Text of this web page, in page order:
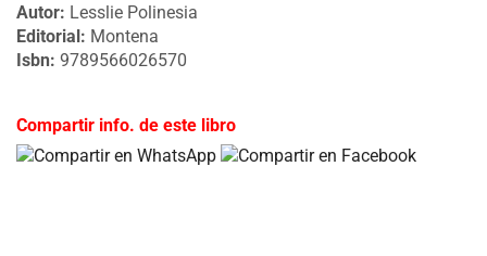
Autor: Lesslie Polinesia
Editorial: Montena
Isbn: 9789566026570
Compartir info. de este libro